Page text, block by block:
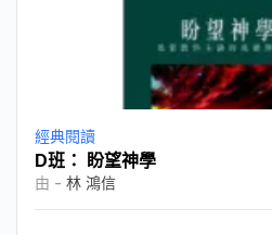
經典閱讀
D班： 盼望神學
由 - 林 鴻信